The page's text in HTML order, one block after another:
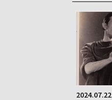
2024.07.22